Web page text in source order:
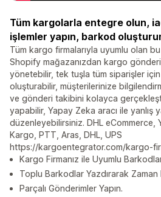
Tüm kargolarla entegre olun,
işlemler yapın, barkod
Tüm kargo firmalarıyla uyumlu olan
Shopify mağazanızdan kargo
yönetebilir, tek tuşla tüm siparişler
oluşturabilir, müşterilerinize
ve gönderi takibini kolayca
yapabilir, Yapay Zeka aracı ile yanlış
düzenleyebilirsiniz. DHL eCommerce,
Kargo, PTT, Aras, DHL, UPS
https://kargoentegrator.com/kargo-
Kargo Firmanız ile Uyumlu
Toplu Barkodlar Yazdırarak Zaman
Parçalı Gönderimler Yapın.